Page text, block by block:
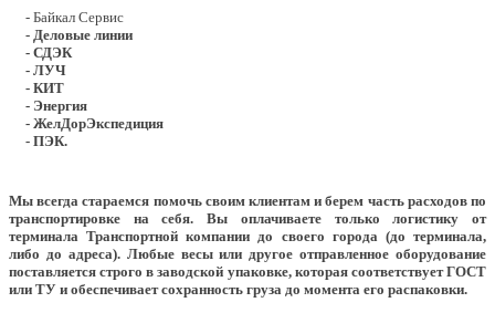
- Байкал Сервис
- Деловые линии
- СДЭК
- ЛУЧ
- КИТ
- Энергия
- ЖелДорЭкспедиция
- ПЭК.
Мы всегда стараемся помочь своим клиентам и берем часть расходов по
транспортировке на себя. Вы оплачиваете только логистику от
терминала Транспортной компании до своего города (до терминала,
либо до адреса). Любые весы или другое отправленное оборудование
поставляется строго в заводской упаковке, которая соответствует ГОСТ
или ТУ и обеспечивает сохранность груза до момента его распаковки.